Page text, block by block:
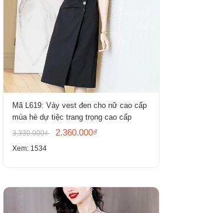
Mã L619: Váy vest đen cho nữ cao cấp
mùa hè dự tiệc trang trọng cao cấp
3.330.000₫ 2.360.000₫
Xem: 1534